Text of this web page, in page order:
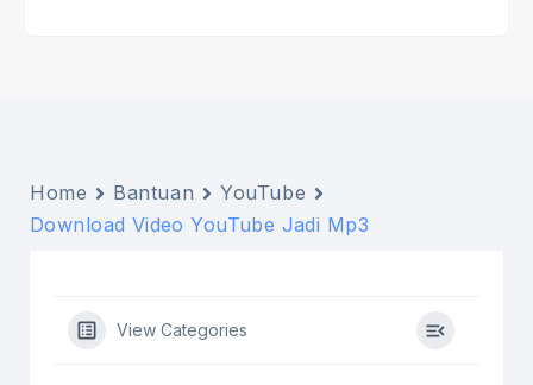
Home Bantuan
YouTube
Download Video YouTube Jadi Mp3
View Categories